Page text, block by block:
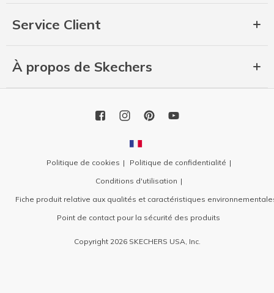
Service Client
À propos de Skechers
Politique de cookies
Politique de confidentialité
Conditions d'utilisation
Fiche produit relative aux qualités et caractéristiques
Point de contact pour la sécurité des produits
Copyright 2026 SKECHERS USA, Inc.